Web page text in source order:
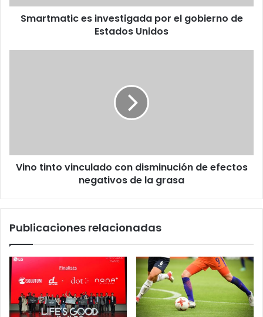
Unidos
Smartmatic es investigada por el gobierno de
Estados Unidos
de
Vino tinto vinculado con disminución de efectos
negativos de la grasa
Publicaciones relacionadas